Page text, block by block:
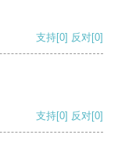
支持[0] 反对[0]
支持[0] 反对[0]